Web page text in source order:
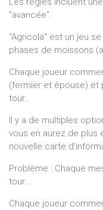
"avancée".
"Agricola" est un jeu
phases de moissons
Chaque joueur
(fermier et épouse) et
tour.
Il y a de multiples
vous en aurez de plus
nouvelle carte
Problème : Chaque
tour...
Chaque joueur